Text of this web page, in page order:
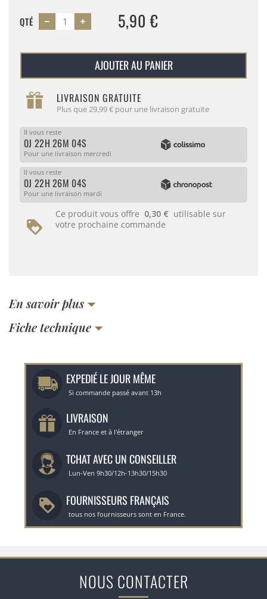
QTÉ 5,90 €
AJOUTER AU PANIER
LIVRAISON GRATUITE
Plus que 29,99 € pour une livraison gratuite
Il vous reste
0J 22H 26M 04S
Pour une livraison mercredi
Il vous reste
0J 22H 26M 04S
Pour une livraison mardi
Ce produit vous offre 0,30 € utilisable sur
votre prochaine commande
En savoir plus
Fiche technique
EXPEDIÉ LE JOUR MÊME
Si commande passé avant 13h
LIVRAISON
En France et à l'étranger
TCHAT AVEC UN CONSEILLER
Lun-Ven 9h30/12h-13h30/15h30
FOURNISSEURS FRANÇAIS
tous nos fournisseurs sont en France.
NOUS CONTACTER